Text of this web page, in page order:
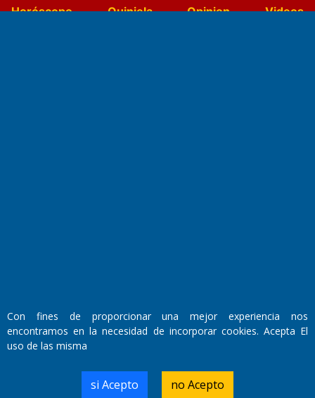
Horóscopo
Quiniela Opinion
Videos
Primera edición: Domingo 3 de Mayo de 1992
Miembro de ADIRA,ADEPA y CPPAL
Propietario: El Diario SRL
Walter René Goñi
Con fines de proporcionar una mejor experiencia nos
encontramos en la necesidad de incorporar cookies. Acepta El
uso de las misma
si Acepto no Acepto